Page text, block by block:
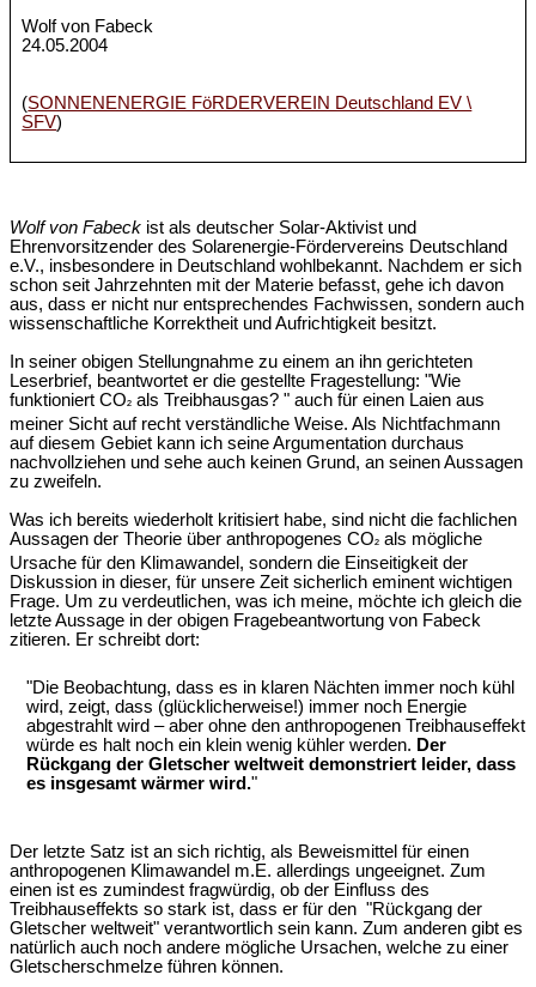
Wolf von Fabeck
24.05.2004
(SONNENENERGIE FöRDERVEREIN Deutschland EV \
SFV)
Wolf von Fabeck ist als deutscher Solar-Aktivist und
Ehrenvorsitzender des Solarenergie-Fördervereins Deutschland
e.V., insbesondere in Deutschland wohlbekannt. Nachdem er sich
schon seit Jahrzehnten mit der Materie befasst, gehe ich davon
aus, dass er nicht nur entsprechendes Fachwissen, sondern auch
wissenschaftliche Korrektheit und Aufrichtigkeit besitzt.
In seiner obigen Stellungnahme zu einem an ihn gerichteten
Leserbrief, beantwortet er die gestellte Fragestellung: "Wie
funktioniert CO² als Treibhausgas? " auch für einen Laien aus
meiner Sicht auf recht verständliche Weise. Als Nichtfachmann
auf diesem Gebiet kann ich seine Argumentation durchaus
nachvollziehen und sehe auch keinen Grund, an seinen Aussagen
zu zweifeln.
Was ich bereits wiederholt kritisiert habe, sind nicht die fachlichen
Aussagen der Theorie über anthropogenes CO² als mögliche
Ursache für den Klimawandel, sondern die Einseitigkeit der
Diskussion in dieser, für unsere Zeit sicherlich eminent wichtigen
Frage. Um zu verdeutlichen, was ich meine, möchte ich gleich die
letzte Aussage in der obigen Fragebeantwortung von Fabeck
zitieren. Er schreibt dort:
"Die Beobachtung, dass es in klaren Nächten immer noch kühl
wird, zeigt, dass (glücklicherweise!) immer noch Energie
abgestrahlt wird – aber ohne den anthropogenen Treibhauseffekt
würde es halt noch ein klein wenig kühler werden. Der
Rückgang der Gletscher weltweit demonstriert leider, dass
es insgesamt wärmer wird."
Der letzte Satz ist an sich richtig, als Beweismittel für einen
anthropogenen Klimawandel m.E. allerdings ungeeignet. Zum
einen ist es zumindest fragwürdig, ob der Einfluss des
Treibhauseffekts so stark ist, dass er für den "Rückgang der
Gletscher weltweit" verantwortlich sein kann. Zum anderen gibt es
natürlich auch noch andere mögliche Ursachen, welche zu einer
Gletscherschmelze führen können.